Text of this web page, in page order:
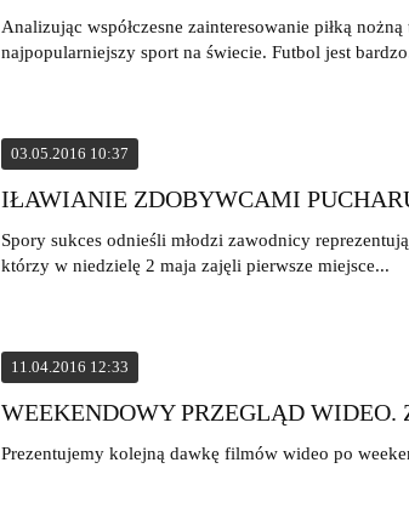
Analizując współczesne zainteresowanie piłką
najpopularniejszy sport na świecie. Futbol jest
03.05.2016 10:37
IŁAWIANIE ZDOBYWCAMI
Spory sukces odnieśli młodzi zawodnicy
którzy w niedzielę 2 maja zajęli pierwsze miejsce...
11.04.2016 12:33
WEEKENDOWY PRZEGLĄD
Prezentujemy kolejną dawkę filmów wideo po